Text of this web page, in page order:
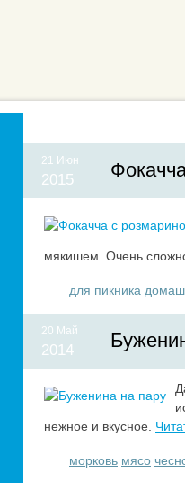
21 Июн
2015
мякишем. Очень сложно
для пикника
20 Май
2014
нежное и вкусное.
морковь мясо